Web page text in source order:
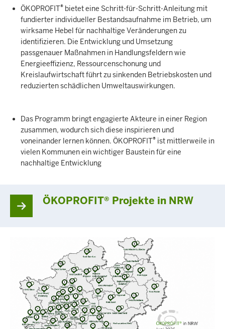
ÖKOPROFIT® bietet eine Schritt-für-Schritt-Anleitung mit
fundierter individueller Bestandsaufnahme im Betrieb, um
wirksame Hebel für nachhaltige Veränderungen zu
identifizieren. Die Entwicklung und Umsetzung
passgenauer Maßnahmen in Handlungsfeldern wie
Energieeffizienz, Ressourcenschonung und
Kreislaufwirtschaft führt zu sinkenden Betriebskosten und
reduzierten schädlichen Umweltauswirkungen.
Das Programm bringt engagierte Akteure in einer Region
zusammen, wodurch sich diese inspirieren und
voneinander lernen können. ÖKOPROFIT® ist mittlerweile in
vielen Kommunen ein wichtiger Baustein für eine
nachhaltige Entwicklung
ÖKOPROFIT® Projekte in NRW